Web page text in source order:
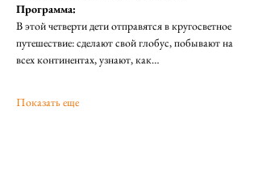
Программа:
В этой четверти дети отправятся в кругосветное
путешествие: сделают свой глобус, побывают на
всех континентах, узнают, как…
Показать еще